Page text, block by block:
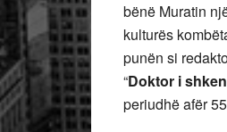
bënë Muratin
kulturës
punën si
“Doktor i
periudhë afër